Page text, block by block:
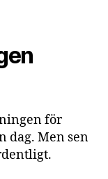
för
dag. Men sen